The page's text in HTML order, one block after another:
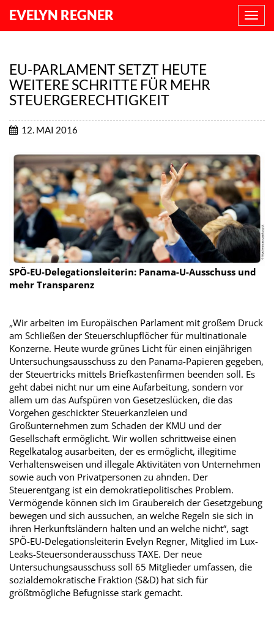
EVELYN REGNER
EU-PARLAMENT SETZT HEUTE
WEITERE SCHRITTE FÜR MEHR
STEUERGERECHTIGKEIT
12. MAI 2016
SPÖ-EU-Delegationsleiterin: Panama-U-Ausschuss und
mehr Transparenz
„Wir arbeiten im Europäischen Parlament mit großem Druck
am Schließen der Steuerschlupflöcher für multinationale
Konzerne. Heute wurde grünes Licht für einen einjährigen
Untersuchungsausschuss zu den Panama-Papieren gegeben,
der Steuertricks mittels Briefkastenfirmen beenden soll. Es
geht dabei nicht nur um eine Aufarbeitung, sondern vor
allem um das Aufspüren von Gesetzeslücken, die das
Vorgehen geschickter Steuerkanzleien und
Großunternehmen zum Schaden der KMU und der
Gesellschaft ermöglicht. Wir wollen schrittweise einen
Regelkatalog ausarbeiten, der es ermöglicht, illegitime
Verhaltensweisen und illegale Aktivitäten von Unternehmen
sowie auch von Privatpersonen zu ahnden. Der
Steuerentgang ist ein demokratiepolitisches Problem.
Vermögende können sich im Graubereich der Gesetzgebung
bewegen und sich aussuchen, an welche Regeln sie sich in
ihren Herkunftsländern halten und an welche nicht“, sagt
SPÖ-EU-Delegationsleiterin Evelyn Regner, Mitglied im Lux-
Leaks-Steuersonderausschuss TAXE. Der neue
Untersuchungsausschuss soll 65 Mitglieder umfassen, die
sozialdemokratische Fraktion (S&D) hat sich für
größtmögliche Befugnisse stark gemacht.